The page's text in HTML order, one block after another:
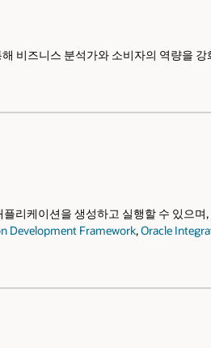
비즈니스 분석가와 소비자의 역량을 강
리케이션을 생성하고 실행할 수 있으며
Development Framework,Oracle